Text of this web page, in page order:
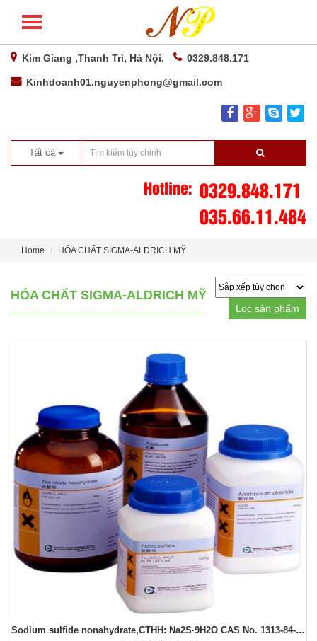
Kim Giang ,Thanh Trì, Hà Nội. 0329.848.171
Kinhdoanh01.nguyenphong@gmail.com
Tất cả
Hotline: 0329.848.171
035.66.11.484
Home HÓA CHẤT SIGMA-ALDRICH MỸ
HÓA CHẤT SIGMA-ALDRICH MỸ
Lọc sản phẩm
Sodium sulfide nonahydrate,CTHH: Na2S·9H2O CAS No. 1313-84-4 ,Sigma Aldrich,500g